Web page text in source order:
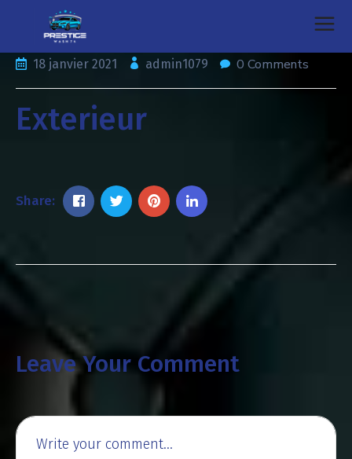
18 janvier 2021 admin1079 0 Comments
Exterieur
Share:
Leave Your Comment